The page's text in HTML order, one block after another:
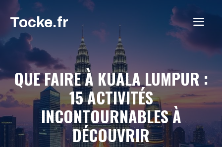
contenu
Tocke.fr
QUE FAIRE À KUALA LUMPUR :
15 ACTIVITÉS
INCONTOURNABLES À
DÉCOUVRIR